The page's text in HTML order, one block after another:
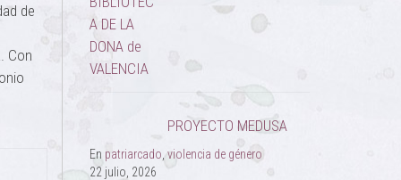
de
Con
PROYECTO MEDUSA
En patriarcado,violencia de género
22 julio, 2026